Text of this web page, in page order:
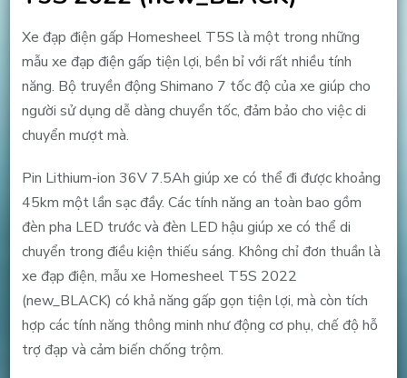
Xe đạp điện gấp Homesheel T5S là một trong những
mẫu xe đạp điện gấp tiện lợi, bền bỉ với rất nhiều tính
năng. Bộ truyền động Shimano 7 tốc độ của xe giúp cho
người sử dụng dễ dàng chuyển tốc, đảm bảo cho việc di
chuyển mượt mà.
Pin Lithium-ion 36V 7.5Ah giúp xe có thể đi được khoảng
45km một lần sạc đầy. Các tính năng an toàn bao gồm
đèn pha LED trước và đèn LED hậu giúp xe có thể di
chuyển trong điều kiện thiếu sáng. Không chỉ đơn thuần là
xe đạp điện, mẫu xe Homesheel T5S 2022
(new_BLACK) có khả năng gấp gọn tiện lợi, mà còn tích
hợp các tính năng thông minh như động cơ phụ, chế độ hỗ
trợ đạp và cảm biến chống trộm.